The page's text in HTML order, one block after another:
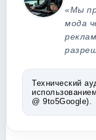
«Мы
мода
Технический
@ 9to5Google).